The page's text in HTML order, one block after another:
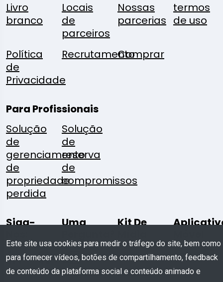
Livro
branco
Locais
de
parceiros
Nossas
parcerias
termos
de uso
Política
de
Privacidade
RecrutamentoComprar
Para Profissionais
Solução
de
gerenciamento
de
propriedade
perdida
Solução
de
reserva
de
compromissos
Siga-
Uma
Escreva
Kit De
Baixar
Este site usa cookies para medir o tráfego do site, bem como
para fornecer vídeos, botões de compartilhamento, feedback
de conteúdo da plataforma social e conteúdo animado e